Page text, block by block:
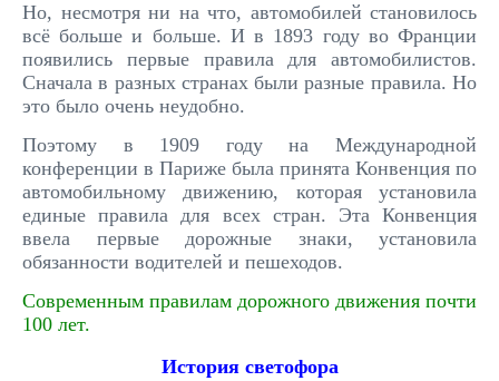
Но, несмотря ни на что, автомобилей становилось
всё больше и больше. И в 1893 году во Франции
появились первые правила для автомобилистов.
Сначала в разных странах были разные правила. Но
это было очень неудобно.
Поэтому в 1909 году на Международной
конференции в Париже была принята Конвенция по
автомобильному движению, которая установила
единые правила для всех стран. Эта Конвенция
ввела первые дорожные знаки, установила
обязанности водителей и пешеходов.
Современным правилам дорожного движения почти
100 лет.
История светофора